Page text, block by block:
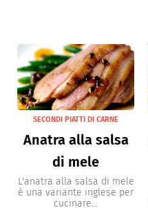
SECONDI PIATTI DI CARNE
Anatra alla salsa
di mele
L'anatra alla salsa di mele
è una variante inglese per
cucinare...